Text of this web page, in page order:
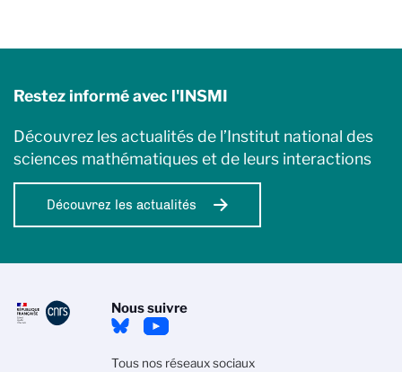
Restez informé avec l'INSMI
Découvrez les actualités de l’Institut national des
sciences mathématiques et de leurs interactions
Découvrez les actualités
Nous suivre
Tous nos réseaux sociaux